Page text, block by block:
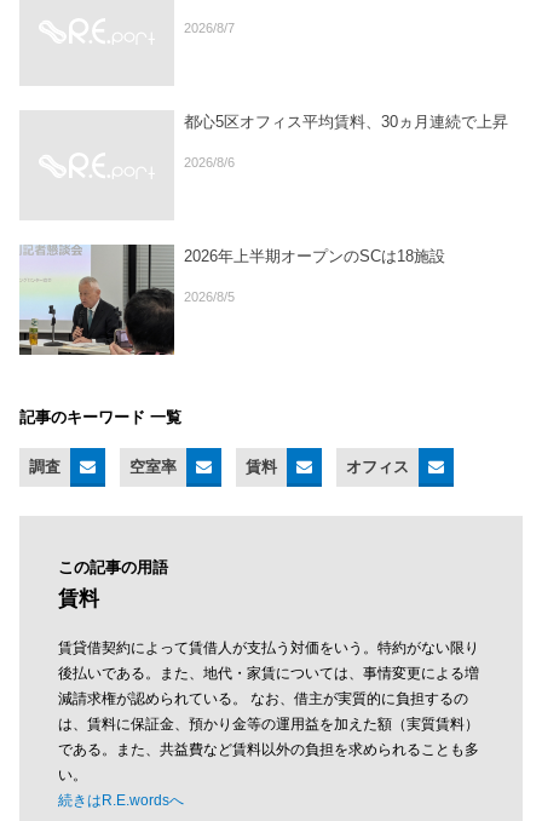
2026/8/7
都心5区オフィス平均賃料、30ヵ月連続で上昇
2026/8/6
2026年上半期オープンのSCは18施設
2026/8/5
記事のキーワード 一覧
調査 空室率 賃料 オフィス
この記事の用語
賃料
賃貸借契約によって賃借人が支払う対価をいう。特約がない限り
後払いである。また、地代・家賃については、事情変更による増
減請求権が認められている。 なお、借主が実質的に負担するの
は、賃料に保証金、預かり金等の運用益を加えた額（実質賃料）
である。また、共益費など賃料以外の負担を求められることも多
い。
続きはR.E.wordsへ